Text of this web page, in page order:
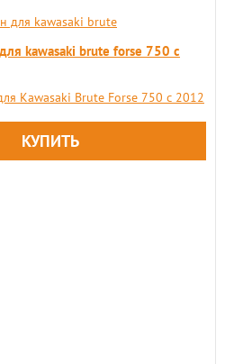
kawasaki brute forse 750 с
Kawasaki Brute Forse 750 с 2012